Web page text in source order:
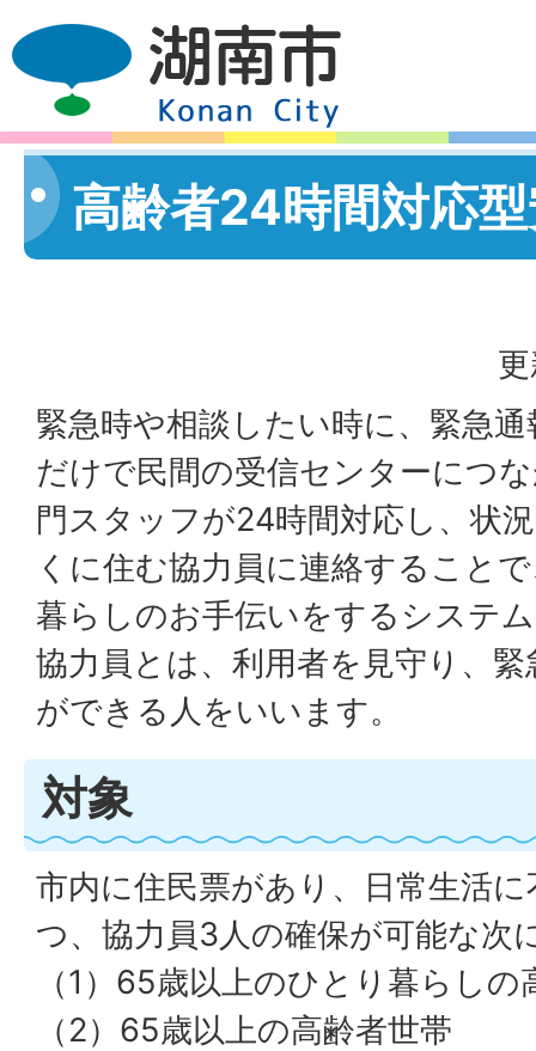
高齢者24時間対応
緊急時や相談したい時に、緊急
だけで民間の受信センターにつ
門スタッフが24時間対応し、状
くに住む協力員に連絡すること
暮らしのお手伝いをするシステ
協力員とは、利用者を見守り、
ができる人をいいます。
対象
市内に住民票があり、日常生活
つ、協力員3人の確保が可能な次
（1）65歳以上のひとり暮らしの
（2）65歳以上の高齢者世帯